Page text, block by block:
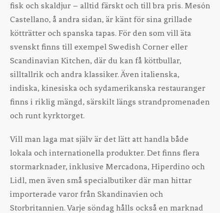
fisk och skaldjur – alltid färskt och till bra pris. Mesón
Castellano, å andra sidan, är känt för sina grillade
kötträtter och spanska tapas. För den som vill äta
svenskt finns till exempel Swedish Corner eller
Scandinavian Kitchen, där du kan få köttbullar,
silltallrik och andra klassiker. Även italienska,
indiska, kinesiska och sydamerikanska restauranger
finns i riklig mängd, särskilt längs strandpromenaden
och runt kyrktorget.
Vill man laga mat själv är det lätt att handla både
lokala och internationella produkter. Det finns flera
stormarknader, inklusive Mercadona, Hiperdino och
Lidl, men även små specialbutiker där man hittar
importerade varor från Skandinavien och
Storbritannien. Varje söndag hålls också en marknad